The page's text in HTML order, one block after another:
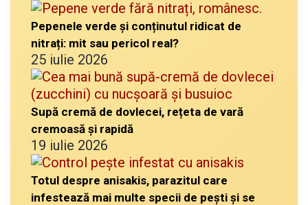
Pepenele verde și conținutul ridicat de
nitrați: mit sau pericol real?
25 iulie 2026
Supă cremă de dovlecei, rețeta de vară
cremoasă și rapidă
19 iulie 2026
Totul despre anisakis, parazitul care
infestează mai multe specii de pești și se